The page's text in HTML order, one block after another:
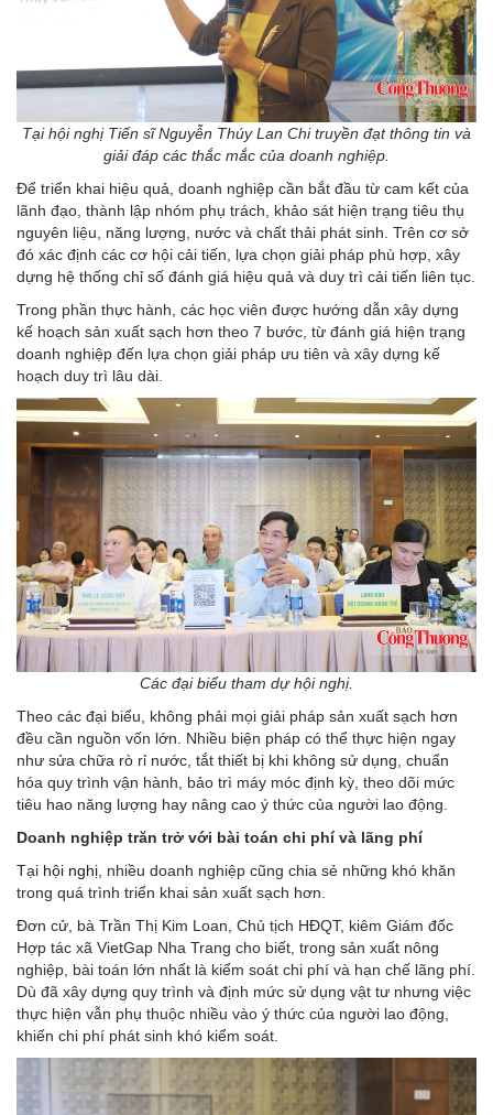
Tại hội nghị Tiến sĩ Nguyễn Thúy Lan Chi truyền đạt thông tin và
giải đáp các thắc mắc của doanh nghiệp.
Để triển khai hiệu quả, doanh nghiệp cần bắt đầu từ cam kết của
lãnh đạo, thành lập nhóm phụ trách, khảo sát hiện trạng tiêu thụ
nguyên liệu, năng lượng, nước và chất thải phát sinh. Trên cơ sở
đó xác định các cơ hội cải tiến, lựa chọn giải pháp phù hợp, xây
dựng hệ thống chỉ số đánh giá hiệu quả và duy trì cải tiến liên tục.
Trong phần thực hành, các học viên được hướng dẫn xây dựng
kế hoạch sản xuất sạch hơn theo 7 bước, từ đánh giá hiện trạng
doanh nghiệp đến lựa chọn giải pháp ưu tiên và xây dựng kế
hoạch duy trì lâu dài.
Các đại biểu tham dự hội nghị.
Theo các đại biểu, không phải mọi giải pháp sản xuất sạch hơn
đều cần nguồn vốn lớn. Nhiều biện pháp có thể thực hiện ngay
như sửa chữa rò rỉ nước, tắt thiết bị khi không sử dụng, chuẩn
hóa quy trình vận hành, bảo trì máy móc định kỳ, theo dõi mức
tiêu hao năng lượng hay nâng cao ý thức của người lao động.
Doanh nghiệp trăn trở với bài toán chi phí và lãng phí
Tại hội nghị , nhiều doanh nghiệp cũng chia sẻ những khó khăn
trong quá trình triển khai sản xuất sạch hơn.
Đơn cử, bà Trần Thị Kim Loan, Chủ tịch HĐQT, kiêm Giám đốc
Hợp tác xã VietGap Nha Trang cho biết, trong sản xuất nông
nghiệp, bài toán lớn nhất là kiểm soát chi phí và hạn chế lãng phí.
Dù đã xây dựng quy trình và định mức sử dụng vật tư nhưng việc
thực hiện vẫn phụ thuộc nhiều vào ý thức của người lao động,
khiến chi phí phát sinh khó kiểm soát.